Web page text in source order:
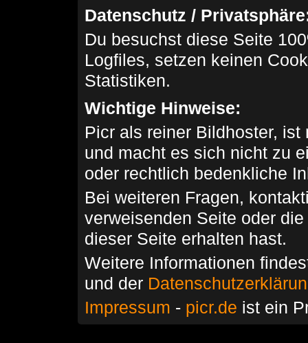
Datenschutz /
Du besuchst diese Seite
Logfiles, setzen keinen
Statistiken.
Wichtige Hinweise:
Picr als reiner Bildhoster,
und macht es sich nicht zu
oder rechtlich bedenkliche
Bei weiteren Fragen,
verweisenden Seite oder
dieser Seite erhalten hast.
Weitere Informationen
und der
Impressum - picr.de ist ein